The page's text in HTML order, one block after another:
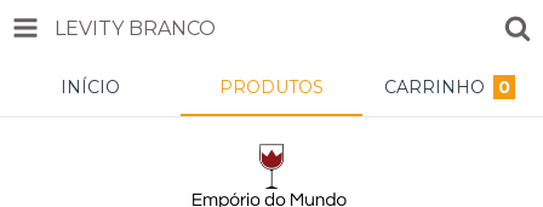
LEVITY BRANCO
INÍCIO PRODUTOS CARRINHO 0